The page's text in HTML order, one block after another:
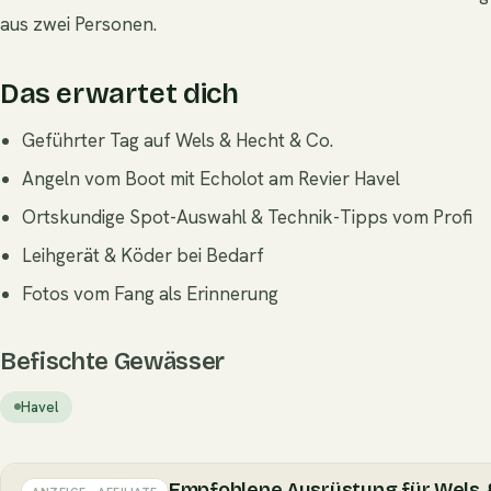
aus zwei Personen.
Das erwartet dich
Geführter Tag auf Wels & Hecht & Co.
Angeln vom Boot mit Echolot am Revier Havel
Ortskundige Spot-Auswahl & Technik-Tipps vom Profi
Leihgerät & Köder bei Bedarf
Fotos vom Fang als Erinnerung
Befischte Gewässer
Havel